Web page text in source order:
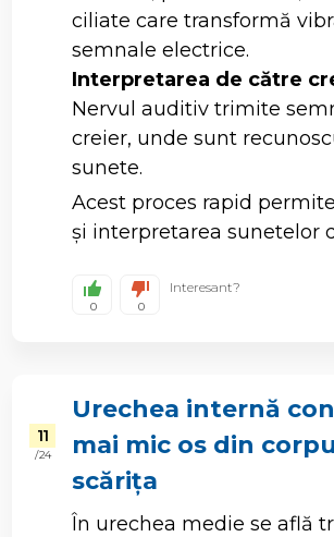
ciliate care transformă
semnale electrice.
Interpretarea de către
Nervul auditiv trimite
creier, unde sunt
sunete.
Acest proces rapid
și interpretarea sunetelor
0 0
Interesant?
11
/ 24
Urechea internă
mai mic os din
scărița
În urechea medie se află